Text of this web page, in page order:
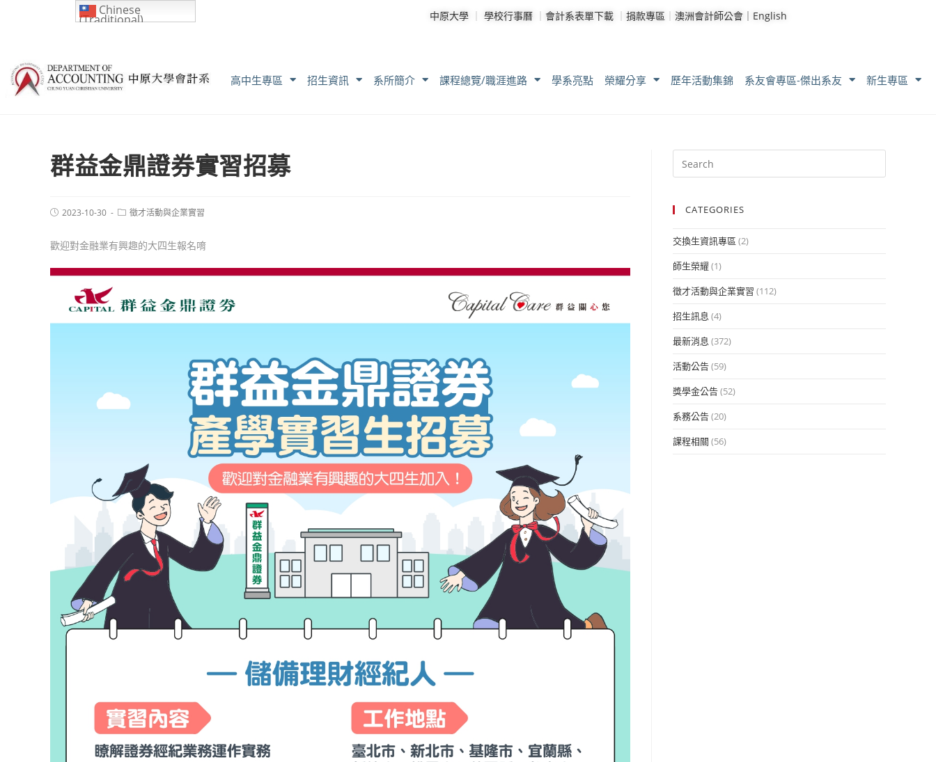
中原大學 ｜ 學校行事曆 ｜ 會計系表單下載 ｜ 捐款專區 ｜ 澳洲會計師公會｜ English
高中生專區 招生資訊 系所簡介 課程總覽/職涯進路 學系亮點 榮耀分享 歷年活動集錦 系友會專區-傑出系友 新生專區
群益金鼎證券實習招募
2023-10-30 徵才活動與企業實習
歡迎對金融業有興趣的大四生報名唷
CATEGORIES
交換生資訊專區 (2)
師生榮耀(1)
徵才活動與企業實習 (112)
招生訊息 (4)
最新消息 (372)
活動公告(59)
獎學金公告(52)
系務公告(20)
課程相關 (56)
Chinese
(Traditional)